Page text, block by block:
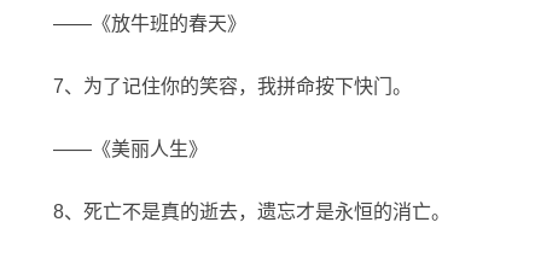
——《放牛班的春天》
7、为了记住你的笑容，我拼命按下快门。
——《美丽人生》
8、死亡不是真的逝去，遗忘才是永恒的消亡。